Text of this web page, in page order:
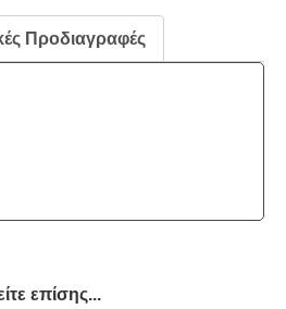
Προδιαγραφές
επίσης...